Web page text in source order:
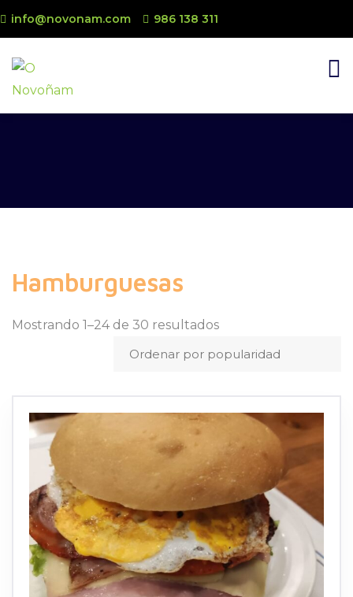
info@novonam.com 986 138 311
Hamburguesas
Mostrando 1–24 de 30 resultados